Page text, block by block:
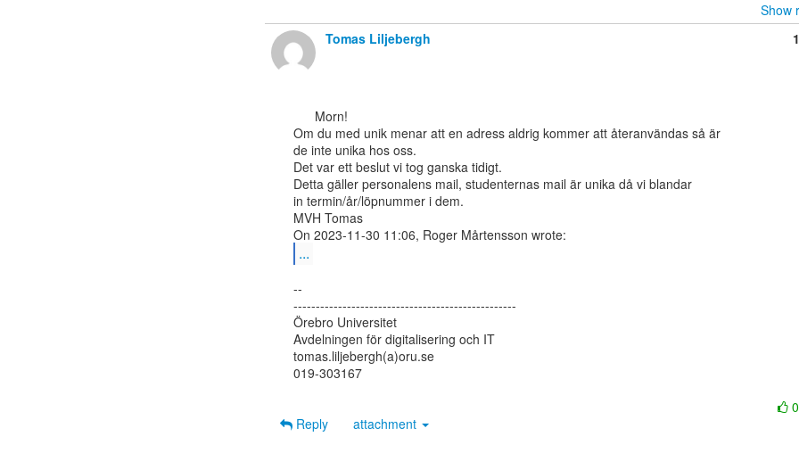
Show
Tomas Liljebergh
Om du med unik menar att en adress aldrig kommer att återanvändas så är
de inte unika hos oss.
Det var ett beslut vi tog ganska tidigt.
Detta gäller personalens mail, studenternas mail är unika då vi blandar
in termin/år/löpnummer i dem.
MVH Tomas
...
--
--------------------------------------------------
Örebro Universitet
Avdelningen för digitalisering och IT
tomas.liljebergh(a)oru.se
019-303167
Reply
attachment